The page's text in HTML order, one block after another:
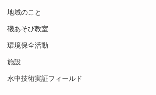
地域のこと
磯あそび教室
環境保全活動
施設
水中技術実証フィールド